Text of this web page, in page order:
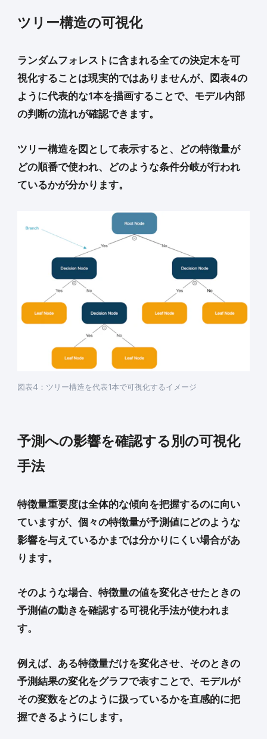
ツリー構造の可視化
ランダムフォレストに含まれる全ての決定木を可
視化することは現実的ではありませんが、図表4の
ように代表的な1本を描画することで、モデル内部
の判断の流れが確認できます。
ツリー構造を図として表示すると、どの特徴量が
どの順番で使われ、どのような条件分岐が行われ
ているかが分かります。
図表4：ツリー構造を代表1本で可視化するイメージ
予測への影響を確認する別の可視化
手法
特徴量重要度は全体的な傾向を把握するのに向い
ていますが、個々の特徴量が予測値にどのような
影響を与えているかまでは分かりにくい場合があ
ります。
そのような場合、特徴量の値を変化させたときの
予測値の動きを確認する可視化手法が使われま
す。
例えば、ある特徴量だけを変化させ、そのときの
予測結果の変化をグラフで表すことで、モデルが
その変数をどのように扱っているかを直感的に把
握できるようにします。